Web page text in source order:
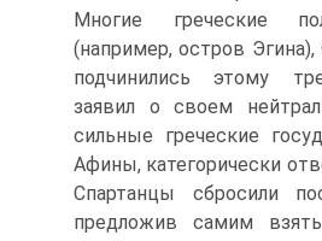
Многие греческие
(например, остров
подчинились этому
заявил о своем
сильные греческие
Афины, категорически
Спартанцы сбросили
предложив самим